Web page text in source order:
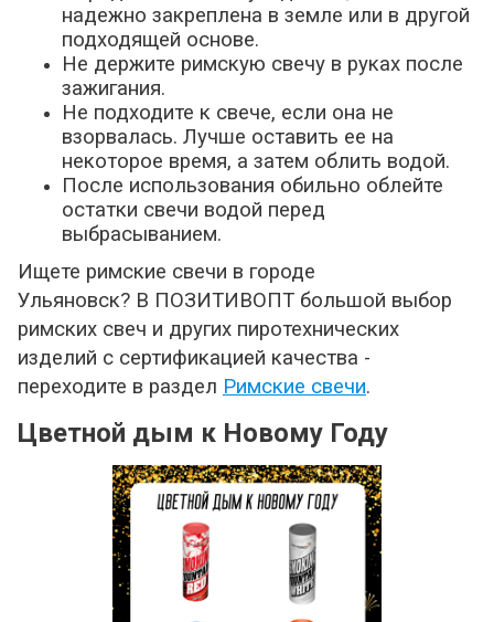
надежно закреплена в земле или в другой
подходящей основе.
Не держите римскую свечу в руках после
зажигания.
Не подходите к свече, если она не
взорвалась. Лучше оставить ее на
некоторое время, а затем облить водой.
После использования обильно облейте
остатки свечи водой перед
выбрасыванием.
Ищете римские свечи в городе
Ульяновск? В ПОЗИТИВОПТ большой выбор
римских свеч и других пиротехнических
изделий с сертификацией качества -
переходите в раздел Римские свечи.
Цветной дым к Новому Году